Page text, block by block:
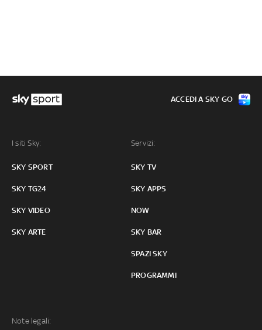
I siti Sky:
SKY SPORT
SKY TG24
SKY VIDEO
SKY ARTE
Servizi:
SKY TV
SKY APPS
NOW
SKY BAR
SPAZI SKY
PROGRAMMI
Note legali:
ACCEDI A SKY GO